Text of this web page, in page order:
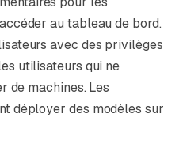
au tableau de bord.
avec des privilèges
utilisateurs qui ne
de machines. Les
déployer des modèles sur